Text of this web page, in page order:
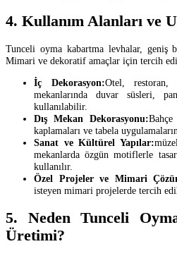
4. Kullanım Alanları ve
Tunceli oyma kabartma levhalar, geniş
Mimari ve dekoratif amaçlar için tercih
İç Dekorasyon:Otel,
mekanlarında duvar süsleri,
kullanılabilir.
Dış Mekan Dekorasyonu:
kaplamaları ve tabela
Sanat ve Kültürel Yapılar:
mekanlarda özgün motiflerle
kullanılır.
Özel Projeler ve Mimari
isteyen mimari projelerde tercih
5. Neden Tunceli
Üretimi?